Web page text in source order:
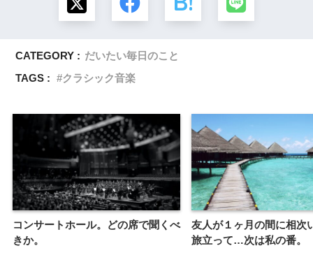
CATEGORY : だいたい毎日のこと
TAGS :
クラシック音楽
コンサートホール。どの席で聞くべ
きか。
友人が１ヶ月の間に相次
旅立って…次は私の番。